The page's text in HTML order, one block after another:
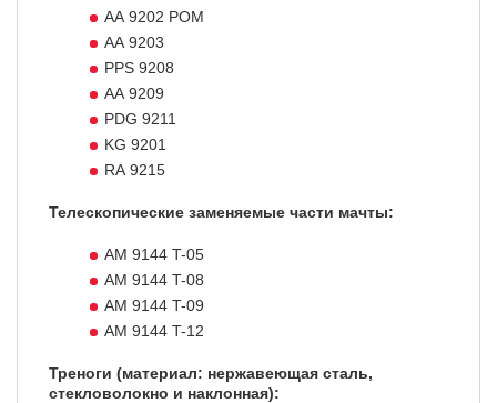
AA 9202 POM
AA 9203
PPS 9208
AA 9209
PDG 9211
KG 9201
RA 9215
Телескопические заменяемые части мачты:
AM 9144 T-05
AM 9144 T-08
AM 9144 T-09
AM 9144 T-12
Треноги (материал: нержавеющая сталь,
стекловолокно и наклонная):